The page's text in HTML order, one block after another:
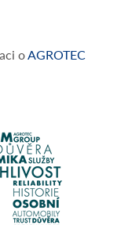
oAGROTEC